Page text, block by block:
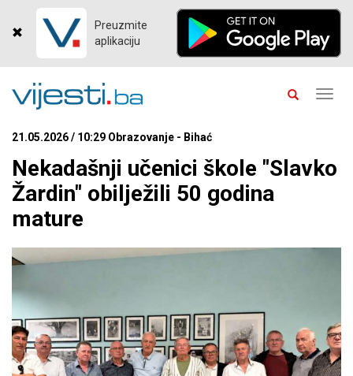
Preuzmite
aplikaciju
21.05.2026 / 10:29 Obrazovanje - Bihać
Nekadašnji učenici škole "Slavko
Žardin" obilježili 50 godina
mature